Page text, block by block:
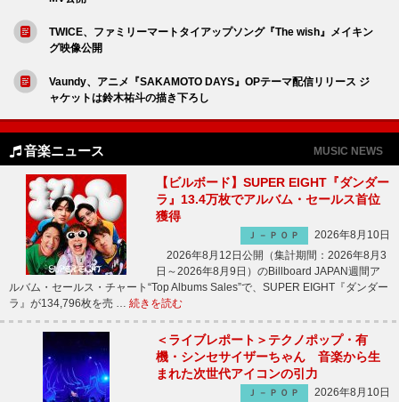
TWICE、ファミリーマートタイアップソング『The wish』メイキン
グ映像公開
Vaundy、アニメ『SAKAMOTO DAYS』OPテーマ配信リリース ジ
ャケットは鈴木祐斗の描き下ろし
音楽ニュース MUSIC NEWS
【ビルボード】SUPER EIGHT『ダンダー
ラ』13.4万枚でアルバム・セールス首位
獲得
Ｊ－ＰＯＰ
2026年8月10日
2026年8月12日公開（集計期間：2026年8月3
日～2026年8月9日）のBillboard JAPAN週間ア
ルバム・セールス・チャート“Top Albums Sales”で、SUPER EIGHT『ダンダー
ラ』が134,796枚を売 … 続きを読む
＜ライブレポート＞テクノポップ・有
機・シンセサイザーちゃん 音楽から生
まれた次世代アイコンの引力
Ｊ－ＰＯＰ
2026年8月10日